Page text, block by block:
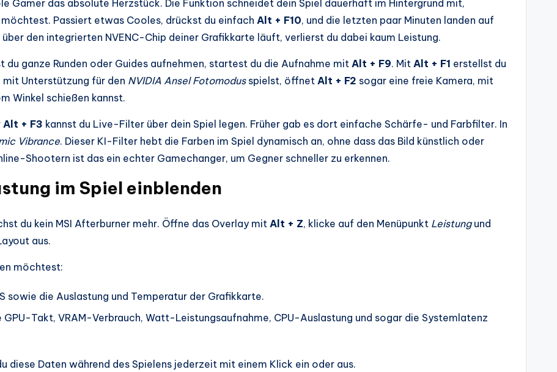
Gamer das absolute Herzstück. Die Funktion schneidet dein Spiel dauerhaft im Hintergrund mit,
Passiert etwas Cooles, drückst du einfach Alt + F10, und die letzten paar Minuten landen auf
den integrierten NVENC-Chip deiner Grafikkarte läuft, verlierst du dabei kaum Leistung.
du ganze Runden oder Guides aufnehmen, startest du die Aufnahme mit Alt + F9. Mit Alt + F1 erstellst du
mit Unterstützung für den NVIDIA Ansel Fotomodusspielst, öffnet Alt + F2 sogar eine freie Kamera, mit
Winkel schießen kannst.
Alt + F3 kannst du Live-Filter über dein Spiel legen. Früher gab es dort einfache Schärfe- und Farbfilter. In
Vibrance. Dieser KI-Filter hebt die Farben im Spiel dynamisch an, ohne dass das Bild künstlich oder
Shootern ist das ein echter Gamechanger, um Gegner schneller zu erkennen.
im Spiel einblenden
du kein MSI Afterburner mehr. Öffne das Overlay mit Alt + Z, klicke auf den Menüpunkt Leistungund
aus.
möchtest:
sowie die Auslastung und Temperatur der Grafikkarte.
Takt, VRAM-Verbrauch, Watt-Leistungsaufnahme, CPU-Auslastung und sogar die Systemlatenz
diese Daten während des Spielens jederzeit mit einem Klick ein oder aus.